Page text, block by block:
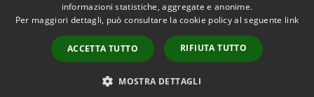
RSS
Accessibilità
Copyright © 2026 • Comune di
Pagani • Powered by
Municipium•
Accesso
redazione
informazioni statistiche, aggregate e anonime.
Per maggiori dettagli, può consultare la cookie policy al seguente link
ACCETTA TUTTO RIFIUTA TUTTO
MOSTRA DETTAGLI